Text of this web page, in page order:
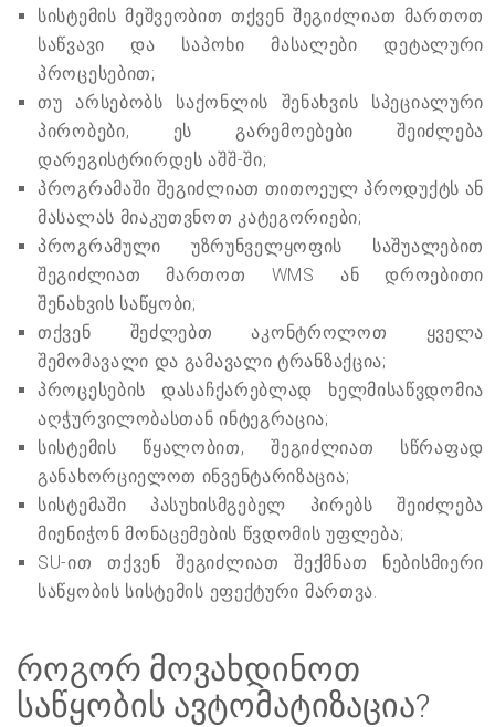
სისტემის მეშვეობით თქვენ შეგიძლიათ მართოთ
საწვავი და საპოხი მასალები დეტალური
პროცესებით;
თუ არსებობს საქონლის შენახვის სპეციალური
პირობები, ეს გარემოებები შეიძლება
დარეგისტრირდეს აშშ-ში;
პროგრამაში შეგიძლიათ თითოეულ პროდუქტს ან
მასალას მიაკუთვნოთ კატეგორიები;
პროგრამული უზრუნველყოფის საშუალებით
შეგიძლიათ მართოთ WMS ან დროებითი
შენახვის საწყობი;
თქვენ შეძლებთ აკონტროლოთ ყველა
შემომავალი და გამავალი ტრანზაქცია;
პროცესების დასაჩქარებლად ხელმისაწვდომია
აღჭურვილობასთან ინტეგრაცია;
სისტემის წყალობით, შეგიძლიათ სწრაფად
განახორციელოთ ინვენტარიზაცია;
სისტემაში პასუხისმგებელ პირებს შეიძლება
მიენიჭონ მონაცემების წვდომის უფლება;
SU-ით თქვენ შეგიძლიათ შექმნათ ნებისმიერი
საწყობის სისტემის ეფექტური მართვა.
როგორ მოვახდინოთ
საწყობის ავტომატიზაცია?